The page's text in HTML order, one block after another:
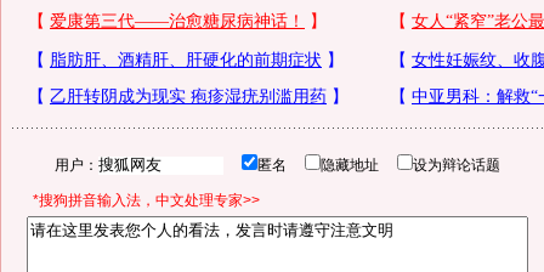
用户： 匿名 隐藏地址 设为辩论话题
*搜狗拼音输入法，中文处理专家>>